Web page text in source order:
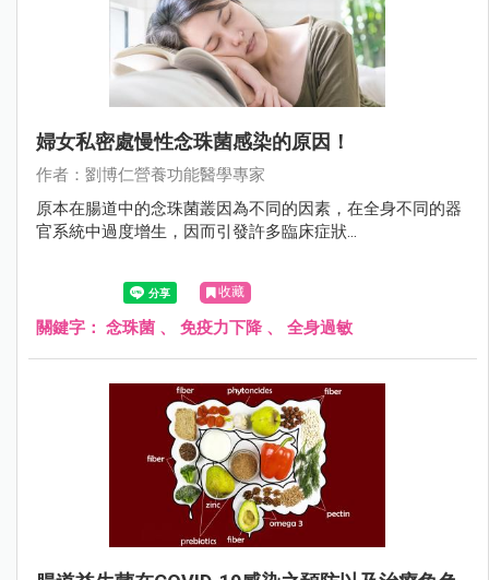
婦女私密處慢性念珠菌感染的原因！
作者：劉博仁營養功能醫學專家
原本在腸道中的念珠菌叢因為不同的因素，在全身不同的器
官系統中過度增生，因而引發許多臨床症狀...
收藏
關鍵字： 念珠菌 、 免疫力下降 、 全身過敏